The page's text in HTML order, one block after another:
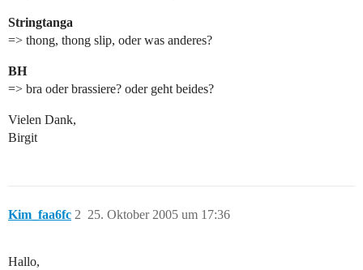
Stringtanga
=> thong, thong slip, oder was anderes?
BH
=> bra oder brassiere? oder geht beides?
Vielen Dank,
Birgit
Kim_faa6fc 25. Oktober 2005 um 17:36
2
Hallo,